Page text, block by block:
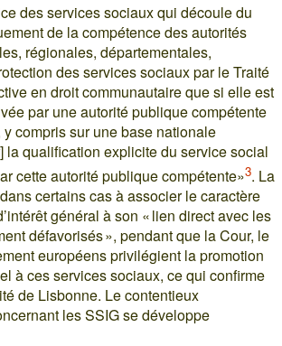
des services sociaux qui découle du
de la compétence des autorités
régionales, départementales,
des services sociaux par le Traité
en droit communautaire que si elle est
par une autorité publique compétente
y compris sur une base nationale
la qualification explicite du service social
cette autorité publique compétente»3. La
certains cas à associer le caractère
général à son « lien direct avec les
défavorisés », pendant que la Cour, le
européens privilégient la promotion
à ces services sociaux, ce qui confirme
de Lisbonne. Le contentieux
les SSIG se développe